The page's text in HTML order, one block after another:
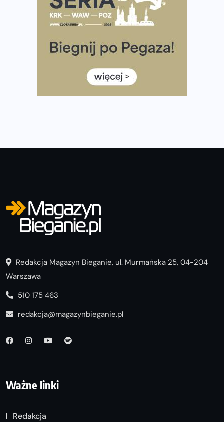
Wystartuje rekordowa liczba uczestników
35. Bieg Powstania Warszawskiego – praktyczny
Ile razy w tygodniu biegać? 3 treningi wystarczą? Jak
często biegać, żeby robić postępy
Już w ten weekend! Przed nami Nocny Portowy Maraton
i Półmaraton Szczeciński. Wszystko, co warto wiedzieć
Redakcja Magazyn Bieganie, ul. Murmańska 25, 04-204
Warszawa
510 175 463
redakcja@magazynbieganie.pl
Ważne linki
Redakcja